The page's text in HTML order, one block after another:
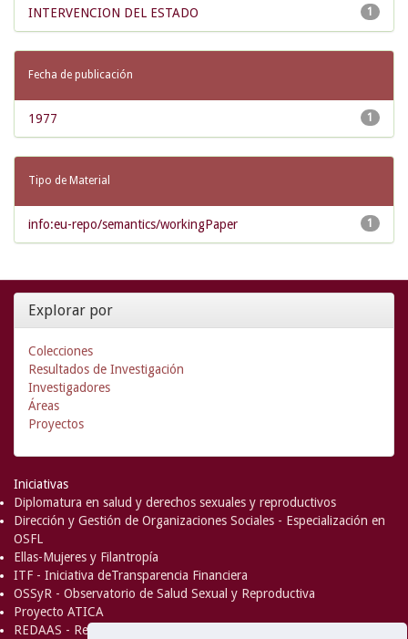
1
INTERVENCION DEL ESTADO
Fecha de publicación
1
1977
Tipo de Material
1
info:eu-repo/semantics/workingPaper
Explorar por
Colecciones
Resultados de Investigación
Investigadores
Áreas
Proyectos
Iniciativas
Diplomatura en salud y derechos sexuales y reproductivos
Dirección y Gestión de Organizaciones Sociales - Especialización en
OSFL
Ellas-Mujeres y Filantropía
ITF - Iniciativa deTransparencia Financiera
OSSyR - Observatorio de Salud Sexual y Reproductiva
Proyecto ATICA
REDAAS - Red de Acceso al Aborto Seguro